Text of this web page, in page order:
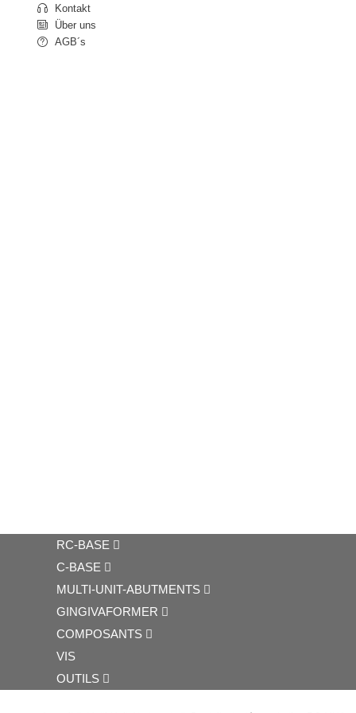
Kontakt
Über uns
AGB´s
RC-BASE
C-BASE
MULTI-UNIT-ABUTMENTS
GINGIVAFORMER
COMPOSANTS
VIS
OUTILS